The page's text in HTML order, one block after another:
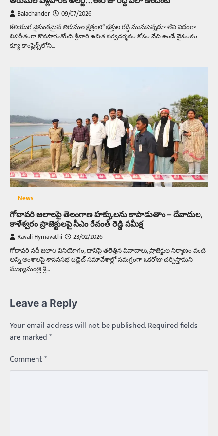
Balachander 09/07/2026
కలియుగ వైకుంఠమైన తిరుమల క్షేత్రంలో భక్తుల రద్దీ మునుపెన్నడూ లేని విధంగా
విపరీతంగా కొనసాగుతోంది. శ్రీవారి ఉచిత సర్వదర్శనం కోసం వేచి ఉండే వైకుంఠం
క్యూ కాంప్లెక్స్‌లోని…
News
గోదావరి జలాలపై తెలంగాణ హక్కులను కాపాడుతాం – దేవాదుల,
కాళేశ్వరం ప్రాజెక్టులపై సీఎం రేవంత్ రెడ్డి సమీక్ష
Ravali Hymavathi 23/02/2026
గోదావరి నదీ జలాల వినియోగం, దానిపై తలెత్తిన వివాదాలు, ప్రాజెక్టుల నిర్మాణం వంటి
అన్ని అంశాలపై శాసనసభ బడ్జెట్ సమావేశాల్లో సమగ్రంగా ఒకరోజు చర్చిస్తామని
ముఖ్యమంత్రి శ్రీ…
Leave a Reply
Your email address will not be published.Required fields
are marked*
Comment*